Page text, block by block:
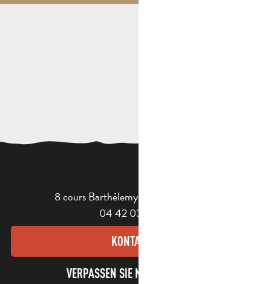
8 cours Barthélemy - 13400 Aubagne
04 42 03 49 98
KONTAKT
VERPASSEN SIE NICHT UNSEREN